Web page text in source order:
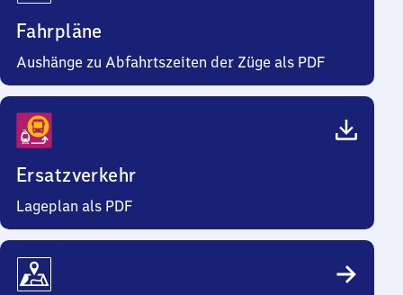
Fahrpläne
Aushänge zu Abfahrtszeiten der Züge als PDF
Ersatzverkehr
Lageplan als PDF